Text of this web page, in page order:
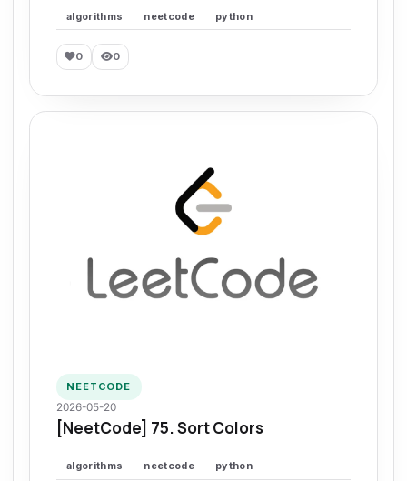
algorithms neetcode python
0 0
NEETCODE
2026-05-20
[NeetCode] 75. Sort Colors
algorithms neetcode python